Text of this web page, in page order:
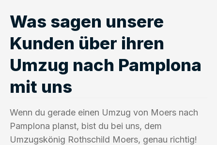
Was sagen unsere
Kunden über ihren
Umzug nach Pamplona
mit uns
Wenn du gerade einen Umzug von Moers nach
Pamplona planst, bist du bei uns, dem
Umzugskönig Rothschild Moers, genau richtig!